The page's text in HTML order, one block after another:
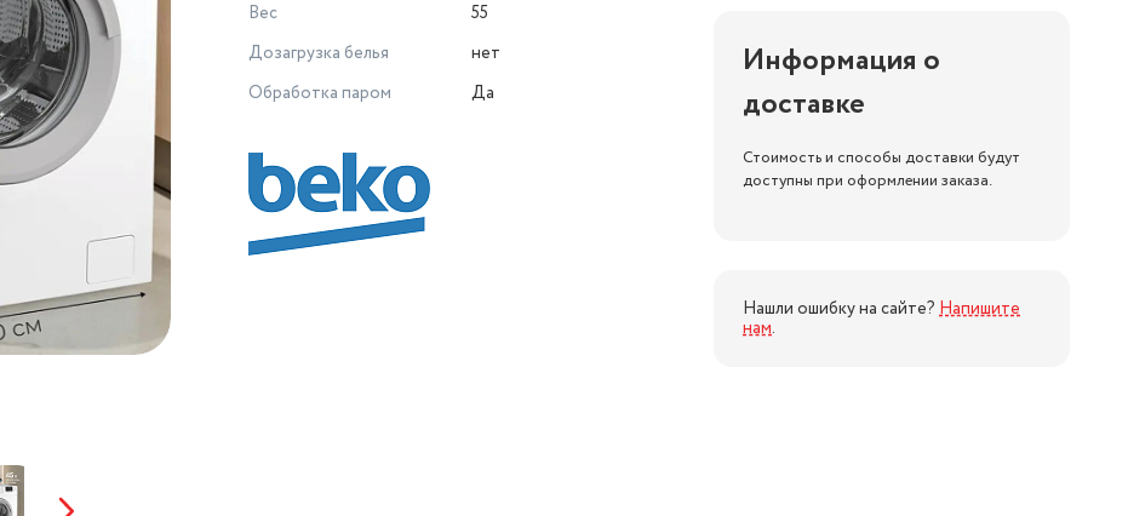
Вес
55
Дозагрузка белья
нет
Обработка паром
Да
Информация о
доставке
Стоимость и способы доставки будут
доступны при оформлении заказа.
Нашли ошибку на сайте? Напишите
нам.